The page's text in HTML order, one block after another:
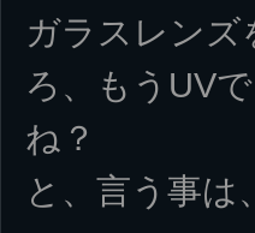
ガラスレン
ろ、もうUV
ね？
と、言う事は